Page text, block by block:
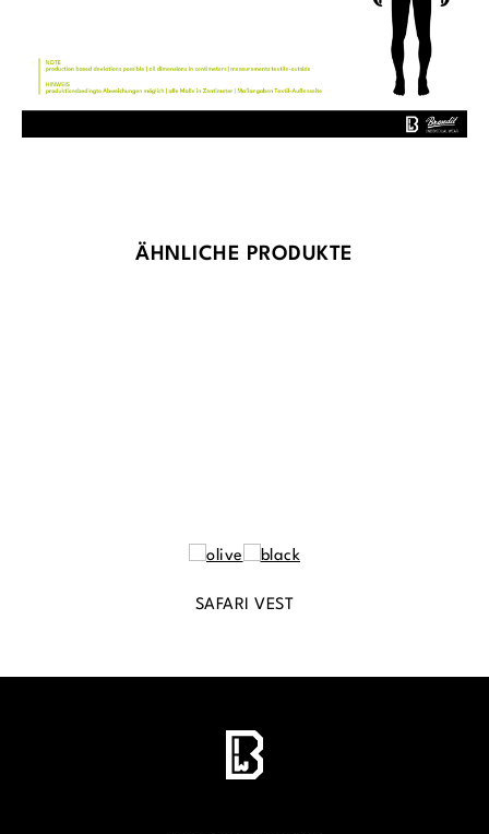
Produktgalerie überspringen
ÄHNLICHE PRODUKTE
SAFARI VEST